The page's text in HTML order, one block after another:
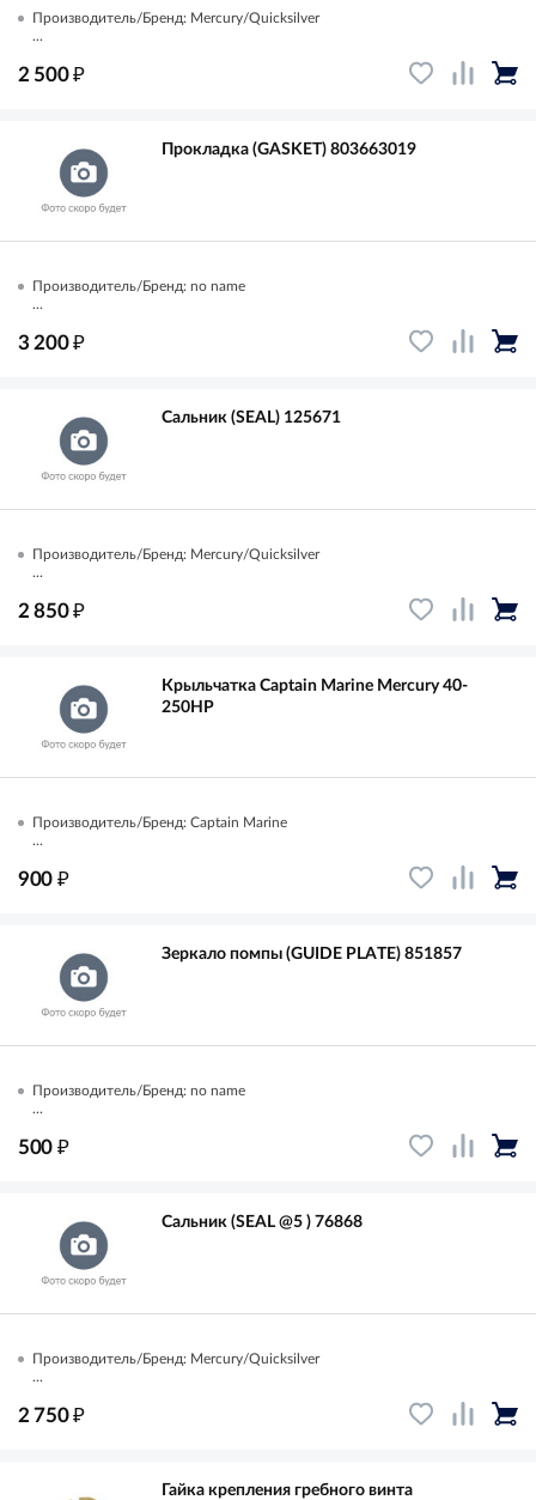
Производитель/Бренд: Mercury/Quicksilver
...
2 500₽
Прокладка (GASKET) 803663019
Производитель/Бренд: no name
...
3 200₽
Сальник (SEAL) 125671
Производитель/Бренд: Mercury/Quicksilver
...
2 850₽
Крыльчатка Captain Marine Mercury 40-
250HP
Производитель/Бренд: Captain Marine
...
900 ₽
Зеркало помпы (GUIDE PLATE) 851857
Производитель/Бренд: no name
...
500 ₽
Сальник (SEAL @5 ) 76868
Производитель/Бренд: Mercury/Quicksilver
...
2 750₽
Гайка крепления гребного винта